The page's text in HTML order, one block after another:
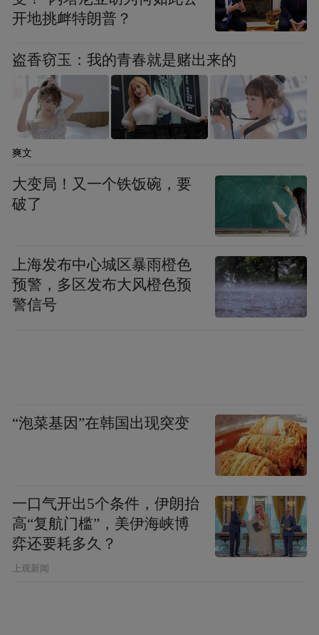
开地挑衅特朗普？
盗香窃玉：我的青春就是赌出来的
爽文
大变局！又一个铁饭碗，要
破了
上海发布中心城区暴雨橙色
预警，多区发布大风橙色预
警信号
“泡菜基因”在韩国出现突变
一口气开出5个条件，伊朗抬
高“复航门槛”，美伊海峡博
弈还要耗多久？
上观新闻